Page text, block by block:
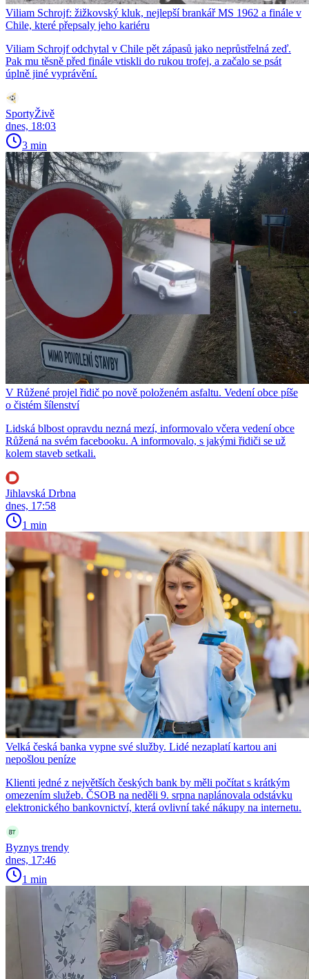
Viliam Schrojf: žižkovský kluk, nejlepší brankář MS 1962 a finále v
Chile, které přepsaly jeho kariéru
Viliam Schrojf odchytal v Chile pět zápasů jako neprůstřelná zeď.
Pak mu těsně před finále vtiskli do rukou trofej, a začalo se psát
úplně jiné vyprávění.
SportyŽivě
dnes, 18:03
3 min
V Růžené projel řidič po nově položeném asfaltu. Vedení obce píše
o čistém šílenství
Lidská blbost opravdu nezná mezí, informovalo včera vedení obce
Růžená na svém facebooku. A informovalo, s jakými řidiči se už
kolem staveb setkali.
Jihlavská Drbna
dnes, 17:58
1 min
Velká česká banka vypne své služby. Lidé nezaplatí kartou ani
nepošlou peníze
Klienti jedné z největších českých bank by měli počítat s krátkým
omezením služeb. ČSOB na neděli 9. srpna naplánovala odstávku
elektronického bankovnictví, která ovlivní také nákupy na internetu.
Byznys trendy
dnes, 17:46
1 min